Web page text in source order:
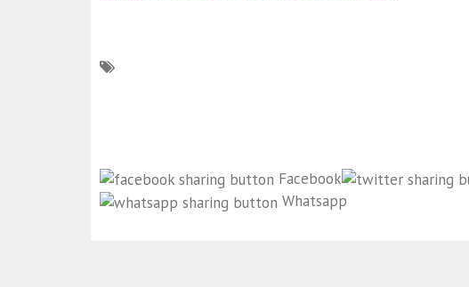
Facebook
Whatsapp